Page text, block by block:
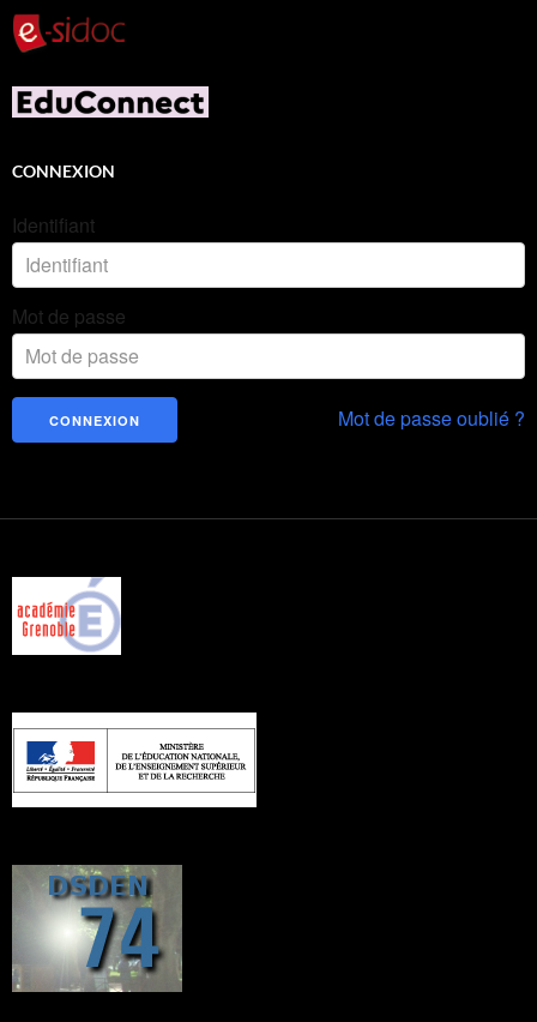
CONNEXION
Identifiant
Mot de passe
Mot de passe oublié ?